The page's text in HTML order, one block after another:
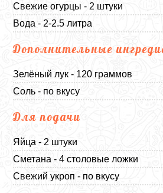
Свежие огурцы - 2 штуки
Вода - 2-2.5 литра
Дополнительные
Зелёный лук - 120 граммов
Соль - по вкусу
Для подачи
Яйца - 2 штуки
Сметана - 4 столовые ложки
Свежий укроп - по вкусу